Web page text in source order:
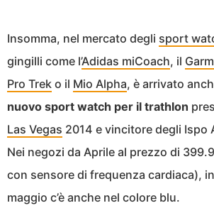
Insomma, nel mercato degli sport
gingilli come l’Adidas miCoach, il
Pro Trek o il Mio Alpha, è arrivato
nuovo sport watch per il trathlon
Las Vegas 2014 e vincitore degli Ispo
Nei negozi da Aprile al prezzo di
con sensore di frequenza cardiaca),
maggio c’è anche nel colore blu.